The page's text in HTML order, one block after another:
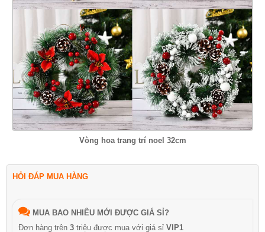
Vòng hoa trang trí noel 32cm
HỎI ĐÁP MUA HÀNG
MUA BAO NHIÊU MỚI ĐƯỢC GIÁ SỈ?
Đơn hàng trên 3 triệu được mua với giá sỉ VIP1